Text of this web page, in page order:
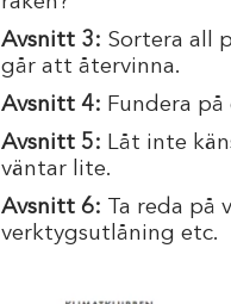
Avsnitt 3: Sortera all
går att återvinna.
Avsnitt 4: Fundera
Avsnitt 5: Låt inte
väntar lite.
Avsnitt 6: Ta reda
verktygsutlåning etc.